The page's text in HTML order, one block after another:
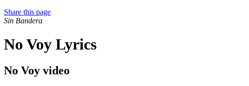
Share this page
Sin Bandera
No Voy Lyrics
No Voy video